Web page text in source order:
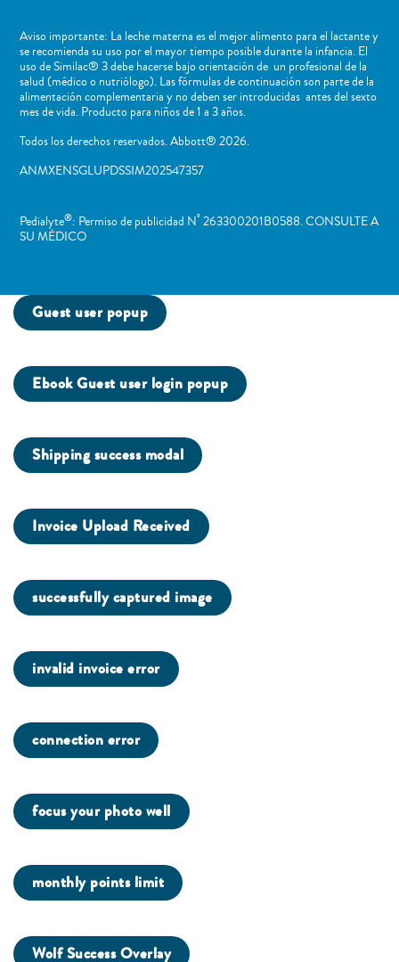
Aviso importante: La leche materna es el mejor alimento para el lactante y
se recomienda su uso por el mayor tiempo posible durante la infancia. El
uso de Similac® 3 debe hacerse bajo orientación de un profesional de la
salud (médico o nutriólogo). Las fórmulas de continuación son parte de la
alimentación complementaria y no deben ser introducidas antes del sexto
mes de vida. Producto para niños de 1 a 3 años.
Todos los derechos reservados. Abbott® 2026.
ANMXENSGLUPDSSIM202547357
Pedialyte®: Permiso de publicidad Nº 263300201B0588. CONSULTE A
SU MÉDICO
Guest user popup
Ebook Guest user login popup
Shipping success modal
Invoice Upload Received
successfully captured image
invalid invoice error
connection error
focus your photo well
monthly points limit
Wolf Success Overlay